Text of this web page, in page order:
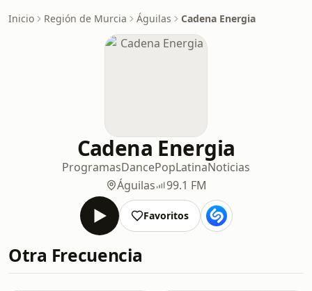
Inicio Región de Murcia Águilas Cadena Energia
Cadena Energia
ProgramasDancePopLatinaNoticias
Águilas
99.1 FM
Favoritos
Otra Frecuencia